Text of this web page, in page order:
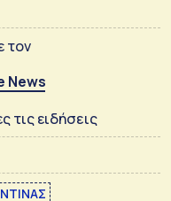
τον
News
τις ειδήσεις